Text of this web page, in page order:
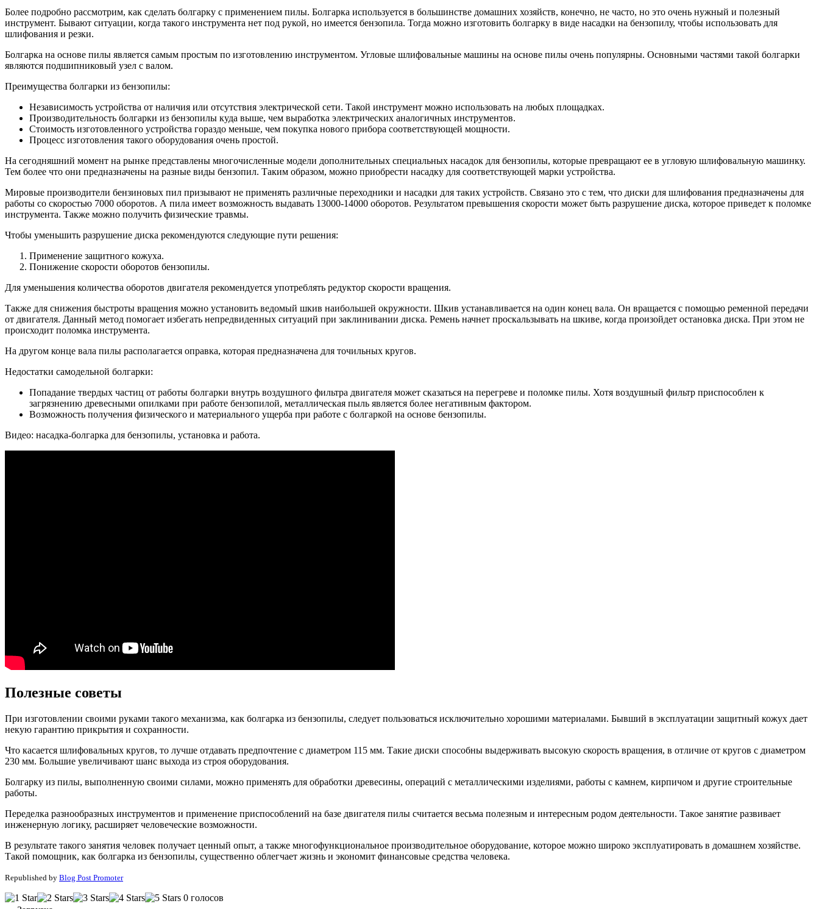
Более подробно рассмотрим, как сделать болгарку с применением пилы. Болгарка используется в большинстве домашних хозяйств, конечно, не часто, но это очень нужный и полезный
инструмент. Бывают ситуации, когда такого инструмента нет под рукой, но имеется бензопила. Тогда можно изготовить болгарку в виде насадки на бензопилу, чтобы использовать для
шлифования и резки.
Болгарка на основе пилы является самым простым по изготовлению инструментом. Угловые шлифовальные машины на основе пилы очень популярны. Основными частями такой болгарки
являются подшипниковый узел с валом.
Преимущества болгарки из бензопилы:
Независимость устройства от наличия или отсутствия электрической сети. Такой инструмент можно использовать на любых площадках.
Производительность болгарки из бензопилы куда выше, чем выработка электрических аналогичных инструментов.
Стоимость изготовленного устройства гораздо меньше, чем покупка нового прибора соответствующей мощности.
Процесс изготовления такого оборудования очень простой.
На сегодняшний момент на рынке представлены многочисленные модели дополнительных специальных насадок для бензопилы, которые превращают ее в угловую шлифовальную машинку.
Тем более что они предназначены на разные виды бензопил. Таким образом, можно приобрести насадку для соответствующей марки устройства.
Мировые производители бензиновых пил призывают не применять различные переходники и насадки для таких устройств. Связано это с тем, что диски для шлифования предназначены для
работы со скоростью 7000 оборотов. А пила имеет возможность выдавать 13000-14000 оборотов. Результатом превышения скорости может быть разрушение диска, которое приведет к поломке
инструмента. Также можно получить физические травмы.
Чтобы уменьшить разрушение диска рекомендуются следующие пути решения:
Применение защитного кожуха.
Понижение скорости оборотов бензопилы.
Для уменьшения количества оборотов двигателя рекомендуется употреблять редуктор скорости вращения.
Также для снижения быстроты вращения можно установить ведомый шкив наибольшей окружности. Шкив устанавливается на один конец вала. Он вращается с помощью ременной передачи
от двигателя. Данный метод помогает избегать непредвиденных ситуаций при заклинивании диска. Ремень начнет проскальзывать на шкиве, когда произойдет остановка диска. При этом не
происходит поломка инструмента.
На другом конце вала пилы располагается оправка, которая предназначена для точильных кругов.
Недостатки самодельной болгарки:
Попадание твердых частиц от работы болгарки внутрь воздушного фильтра двигателя может сказаться на перегреве и поломке пилы. Хотя воздушный фильтр приспособлен к
загрязнению древесными опилками при работе бензопилой, металлическая пыль является более негативным фактором.
Возможность получения физического и материального ущерба при работе с болгаркой на основе бензопилы.
Видео: насадка-болгарка для бензопилы, установка и работа.
Полезные советы
При изготовлении своими руками такого механизма, как болгарка из бензопилы, следует пользоваться исключительно хорошими материалами. Бывший в эксплуатации защитный кожух дает
некую гарантию прикрытия и сохранности.
Что касается шлифовальных кругов, то лучше отдавать предпочтение с диаметром 115 мм. Такие диски способны выдерживать высокую скорость вращения, в отличие от кругов с диаметром
230 мм. Большие увеличивают шанс выхода из строя оборудования.
Болгарку из пилы, выполненную своими силами, можно применять для обработки древесины, операций с металлическими изделиями, работы с камнем, кирпичом и другие строительные
работы.
Переделка разнообразных инструментов и применение приспособлений на базе двигателя пилы считается весьма полезным и интересным родом деятельности. Такое занятие развивает
инженерную логику, расширяет человеческие возможности.
В результате такого занятия человек получает ценный опыт, а также многофункциональное производительное оборудование, которое можно широко эксплуатировать в домашнем хозяйстве.
Такой помощник, как болгарка из бензопилы, существенно облегчает жизнь и экономит финансовые средства человека.
Republished by Blog Post Promoter
0 голосов